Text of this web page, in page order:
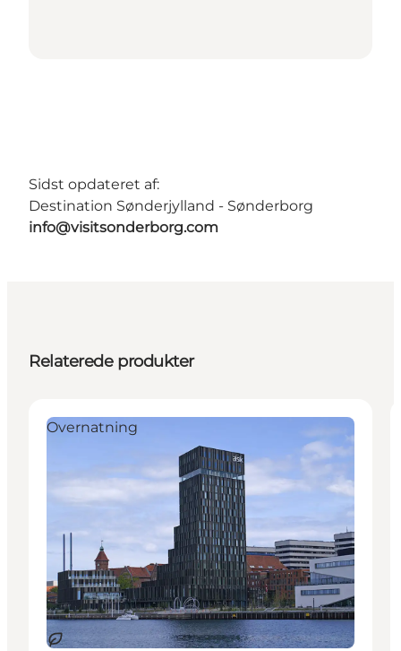
Sidst opdateret af:
Destination Sønderjylland - Sønderborg
info@visitsonderborg.com
Relaterede produkter
Bæredygtige oplevelser
Overnatning